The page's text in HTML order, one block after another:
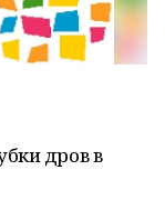
дров в